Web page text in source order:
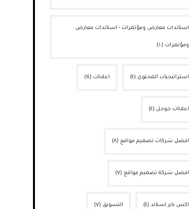
استاندات معارض ومؤتمرات - استاندات معارض
ومؤتمرات (١٠)
استراتيجيات المحتوى (٤) اعلانات (١٤)
اعلانات جوجل (٤)
افضل شركات تصميم مواقع (٨)
افضل شركة تصميم مواقع (٧)
اكس بانر استاند(٤) التسويق (٧)